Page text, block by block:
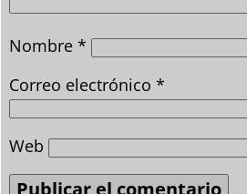
Nombre *
Correo electrónico *
Web